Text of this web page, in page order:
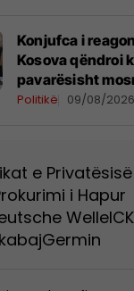
Konjufca i
Kosova qëndroi
pavarësisht
Politikë 09/08/2026
e Privatësisë
i Hapur
WelleICK
Germin